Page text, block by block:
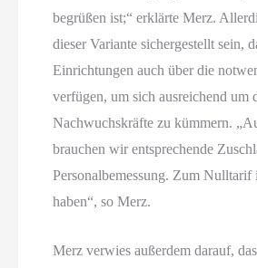
begrüßen ist;“ erklärte Merz.
dieser Variante sichergestellt sein,
Einrichtungen auch über die
verfügen, um sich ausreichend um
Nachwuchskräfte zu kümmern.
brauchen wir entsprechende
Personalbemessung. Zum Nulltarif
haben“, so Merz.
Merz verwies außerdem darauf,